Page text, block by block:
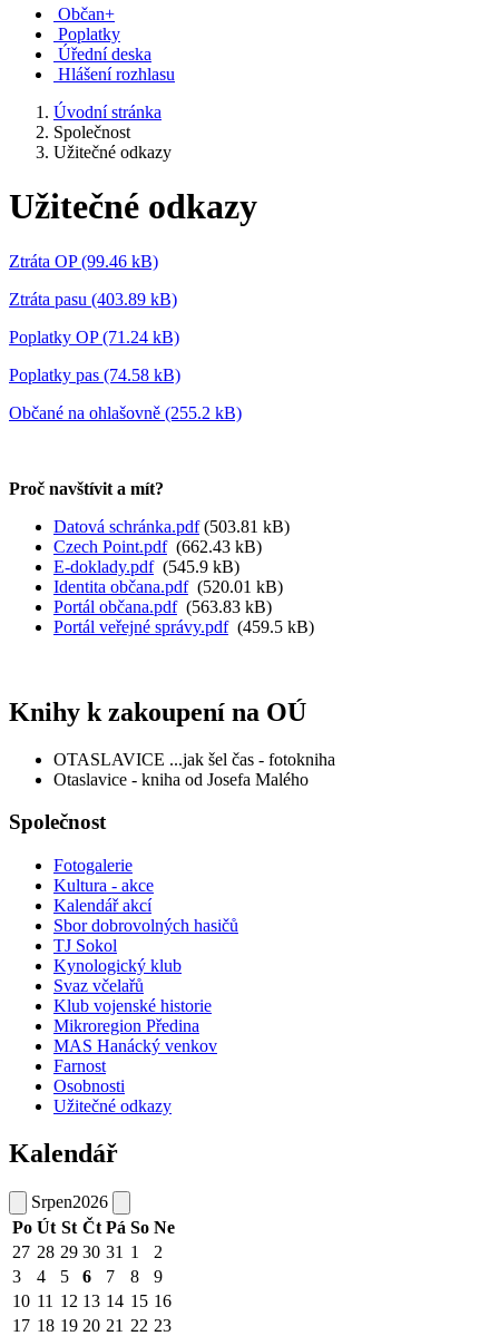
Občan+
Poplatky
Úřední deska
Hlášení rozhlasu
Úvodní stránka
Společnost
Užitečné odkazy
Užitečné odkazy
Ztráta OP (99.46 kB)
Ztráta pasu (403.89 kB)
Poplatky OP (71.24 kB)
Poplatky pas (74.58 kB)
Občané na ohlašovně (255.2 kB)
Proč navštívit a mít?
Datová schránka.pdf(503.81 kB)
Czech Point.pdf(662.43 kB)
E-doklady.pdf(545.9 kB)
Identita občana.pdf(520.01 kB)
Portál občana.pdf(563.83 kB)
Portál veřejné správy.pdf(459.5 kB)
Knihy k zakoupení na OÚ
OTASLAVICE ...jak šel čas - fotokniha
Otaslavice - kniha od Josefa Malého
Společnost
Fotogalerie
Kultura - akce
Kalendář akcí
Sbor dobrovolných hasičů
TJ Sokol
Kynologický klub
Svaz včelařů
Klub vojenské historie
Mikroregion Předina
MAS Hanácký venkov
Farnost
Osobnosti
Užitečné odkazy
Kalendář
Srpen2026
Po Út St Čt Pá So Ne
27 28 29 30 31 1
2
3
4 5 6 7 8
9
10 11 12 13 14 15 16
17 18 19 20 21 22 23